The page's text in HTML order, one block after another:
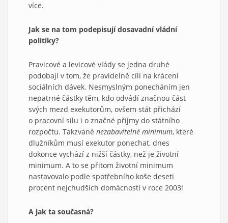
více.
Jak se na tom podepisují dosavadní vládní
politiky?
Pravicové a levicové vlády se jedna druhé
podobají v tom, že pravidelně cílí na krácení
sociálních dávek. Nesmyslným ponecháním jen
nepatrné částky těm, kdo odvádí značnou část
svých mezd exekutorům, ovšem stát přichází
o pracovní sílu i o značné příjmy do státního
rozpočtu. Takzvané nezabavitelné minimum, které
dlužníkům musí exekutor ponechat, dnes
dokonce vychází z nižší částky, než je životní
minimum. A to se přitom životní minimum
nastavovalo podle spotřebního koše deseti
procent nejchudších domácností v roce 2003!
A jak ta současná?